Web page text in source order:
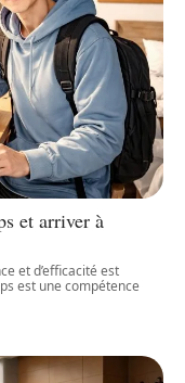
et arriver à
et d’efficacité est
est une compétence